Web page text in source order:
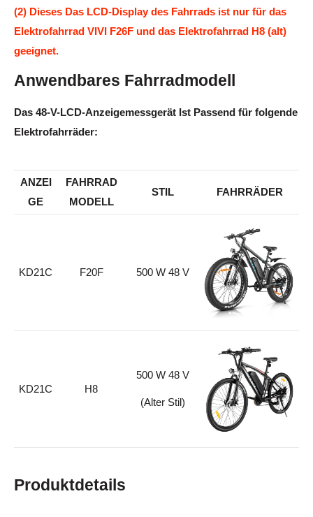
(2) Dieses Das LCD-Display des Fahrrads ist nur für das
Elektrofahrrad VIVI F26F und das Elektrofahrrad H8 (alt)
geeignet.
Anwendbares Fahrradmodell
Das 48-V-LCD-Anzeigemessgerät Ist Passend für folgende
Elektrofahrräder:
ANZEI
GE
FAHRRAD
MODELL
STIL FAHRRÄDER
KD21C F20F 500 W 48 V
KD21C H8
500 W 48 V
(Alter Stil)
Produktdetails